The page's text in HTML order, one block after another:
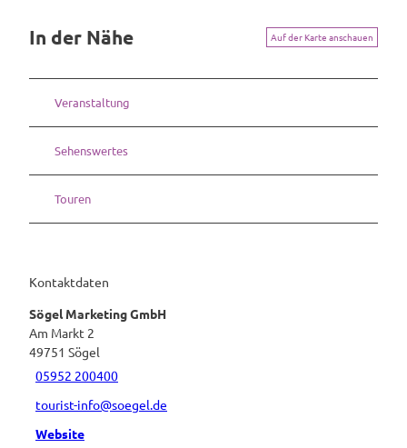
In der Nähe Auf der Karte anschauen
Veranstaltung
Sehenswertes
Touren
Kontaktdaten
Sögel Marketing GmbH
Am Markt 2
49751 Sögel
05952 200400
tourist-info@soegel.de
Website